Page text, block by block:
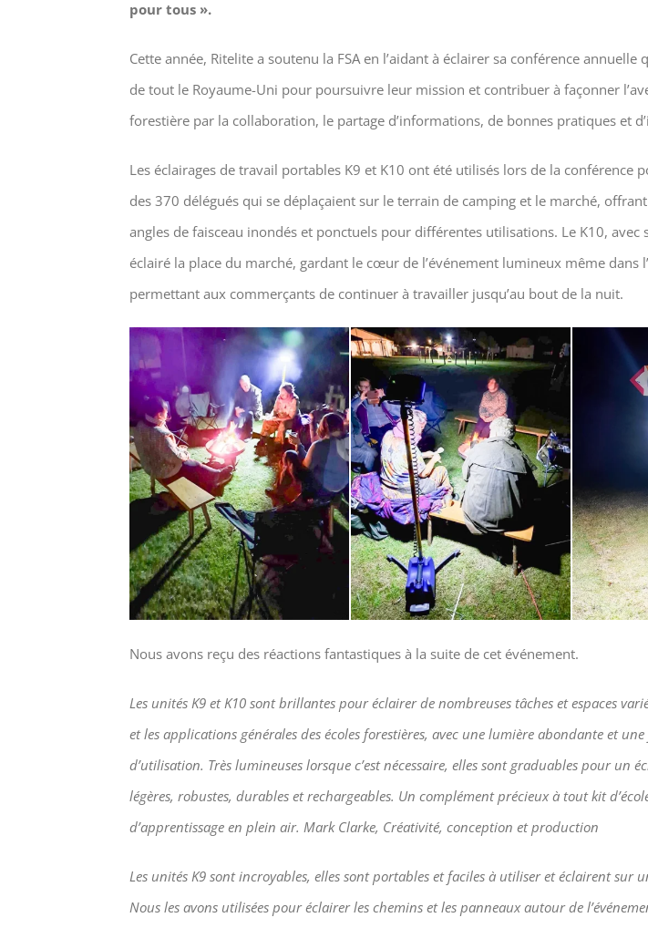
pour tous ».
Cette année, Ritelite a soutenu la FSA en l’aidant à éclairer sa conférence
de tout le Royaume-Uni pour poursuivre leur mission et contribuer à façonner
forestière par la collaboration, le partage d’informations, de bonnes pratiques et
Les éclairages de travail portables K9 et K10 ont été utilisés lors de la conférence
des 370 délégués qui se déplaçaient sur le terrain de camping et le marché,
angles de faisceau inondés et ponctuels pour différentes utilisations. Le K10, avec
éclairé la place du marché, gardant le cœur de l’événement lumineux même dans
permettant aux commerçants de continuer à travailler jusqu’au bout de la nuit.
Nous avons reçu des réactions fantastiques à la suite de cet événement.
Les unités K9 et K10 sont brillantes pour éclairer de nombreuses tâches et espaces
et les applications générales des écoles forestières, avec une lumière abondante et
d’utilisation. Très lumineuses lorsque c’est nécessaire, elles sont graduables pour un
légères, robustes, durables et rechargeables. Un complément précieux à tout kit
d’apprentissage en plein air. Mark Clarke, Créativité, conception et production
Les unités K9 sont incroyables, elles sont portables et faciles à utiliser et éclairent sur
Nous les avons utilisées pour éclairer les chemins et les panneaux autour de